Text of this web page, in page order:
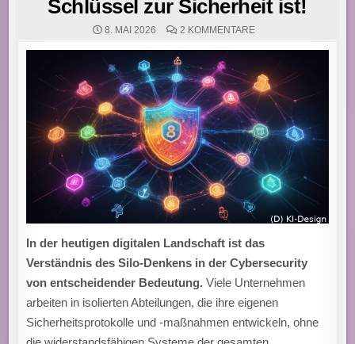
Schlüssel zur Sicherheit ist!
8. MAI 2026 2 KOMMENTAREZU
DENKEN
WARUM
ZUSAMMENARBEIT
DER
SCHLÜSSEL
ZUR
SICHERHEIT
IST!
In der heutigen digitalen Landschaft ist das
Verständnis des Silo-Denkens in der Cybersecurity
von entscheidender Bedeutung. Viele Unternehmen
arbeiten in isolierten Abteilungen, die ihre eigenen
Sicherheitsprotokolle und -maßnahmen entwickeln, ohne